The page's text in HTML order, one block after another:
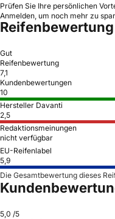
Prüfen Sie Ihre persönlichen
Anmelden, um noch mehr zu
Reifenbewertung
Gut
Reifenbewertung
7,1
Kundenbewertungen
10
Hersteller Davanti
2,5
Redaktionsmeinungen
nicht verfügbar
EU-Reifenlabel
5,9
Die Gesamtbewertung dieses
5,0 /5